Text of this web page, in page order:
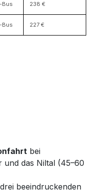
Bus 238 €
Bus 227 €
bei
das Niltal (45–60
beeindruckenden